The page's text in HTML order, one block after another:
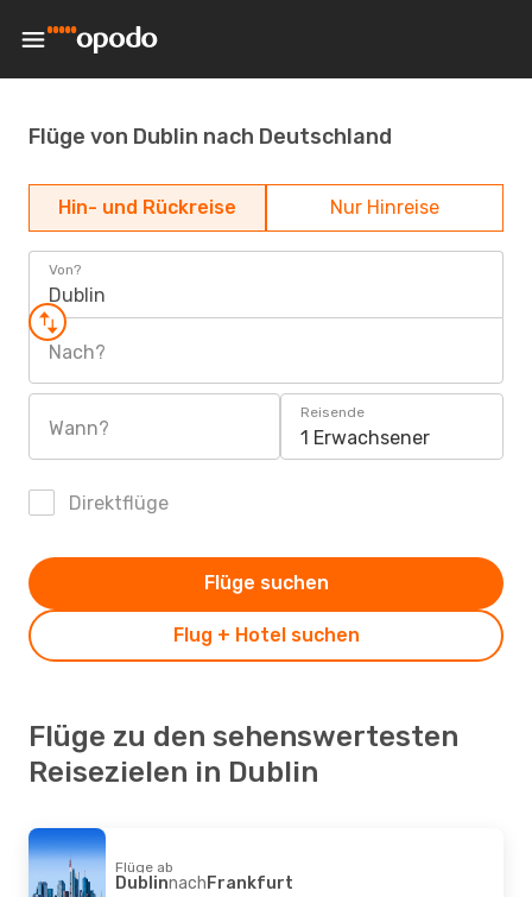
Flüge von Dublin nach Deutschland
Hin- und Rückreise Nur Hinreise
Von?
Dublin
Nach?
Wann?
Reisende
1 Erwachsener
Direktflüge
Flug + Hotel suchen
Flüge suchen
Flüge zu den sehenswertesten
Reisezielen in Dublin
Flüge ab
DublinnachFrankfurt